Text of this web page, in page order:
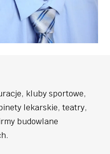
kluby sportowe,
lekarskie, teatry,
budowlane